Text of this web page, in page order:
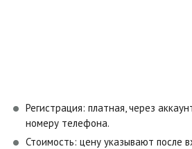
Регистрация: платная, через
номеру телефона.
Стоимость: цену указывают после